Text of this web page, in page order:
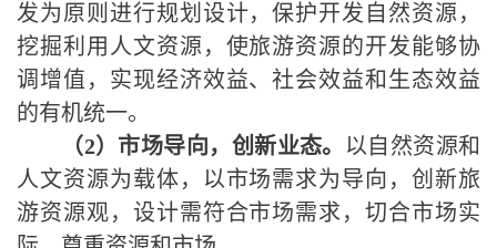
发为原则进行规划设计，保护开发自然资源，
挖掘利用人文资源，使旅游资源的开发能够协
调增值，实现经济效益、社会效益和生态效益
的有机统一。
（2）市场导向，创新业态。 以自然资源和
人文资源为载体，以市场需求为导向，创新旅
游资源观，设计需符合市场需求，切合市场实